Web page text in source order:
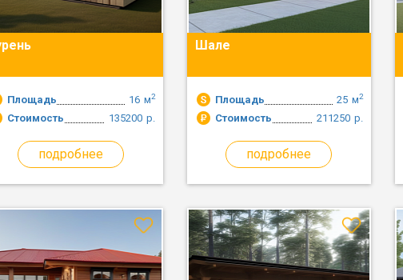
Площадь м2
16
Стоимость
р.
135200
подробнее
Шале
Площадь м2
25
Стоимость
р.
211250
подробнее